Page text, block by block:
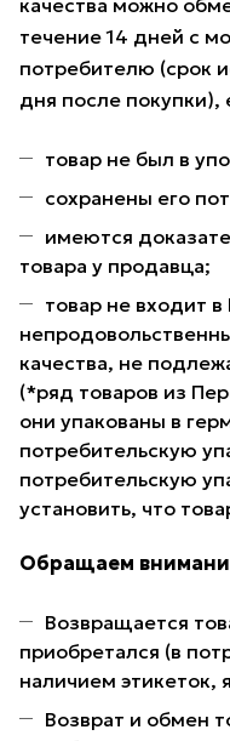
качества можно
течение 14 дней с
потребителю (срок
дня после покупки),
товар не был в
сохранены его
имеются
товара у продавца;
товар не входит
качества, не
(*ряд товаров из
они упакованы в
потребительскую
потребительскую
установить, что
Обращаем
Возвращается
приобретался (в
наличием этикеток,
Возврат и обмен